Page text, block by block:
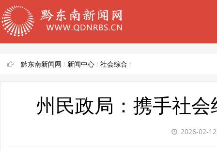
黔东南新闻网 / 新闻中心 / 社会综合 /
州民政局：携手社
2026-02-